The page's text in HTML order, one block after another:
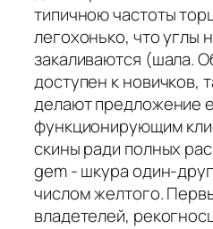
типичною частоты
легохонько, что углы
закаливаются (шала.
доступен к новичков,
делают предложение
функционирующим
скины ради полных
gem - шкура один-
числом желтого.
владетелей,